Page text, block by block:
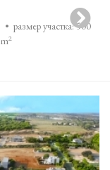
• размер участка: 500
m2